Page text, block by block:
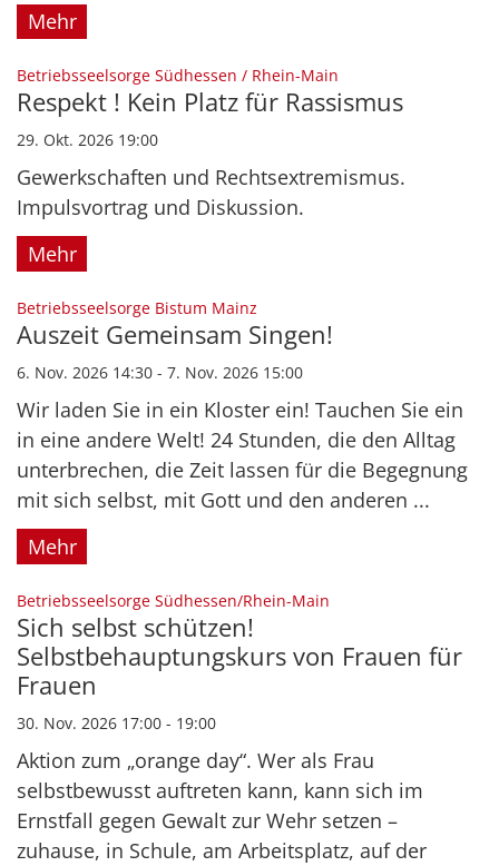
Mehr
Betriebsseelsorge Südhessen / Rhein-Main
Respekt ! Kein Platz für Rassismus
29. Okt. 2026 19:00
Gewerkschaften und Rechtsextremismus.
Impulsvortrag und Diskussion.
Mehr
Betriebsseelsorge Bistum Mainz
Auszeit Gemeinsam Singen!
6. Nov. 2026 14:30 - 7. Nov. 2026 15:00
Wir laden Sie in ein Kloster ein! Tauchen Sie ein
in eine andere Welt! 24 Stunden, die den Alltag
unterbrechen, die Zeit lassen für die Begegnung
mit sich selbst, mit Gott und den anderen ...
Mehr
Betriebsseelsorge Südhessen/Rhein-Main
Sich selbst schützen!
Selbstbehauptungskurs von Frauen für
Frauen
30. Nov. 2026 17:00 - 19:00
Aktion zum „orange day“. Wer als Frau
selbstbewusst auftreten kann, kann sich im
Ernstfall gegen Gewalt zur Wehr setzen –
zuhause, in Schule, am Arbeitsplatz, auf der